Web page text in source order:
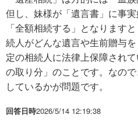
但し、妹様が「遺言書」に事
「全額相続する」となります
続人がどんな遺言や生前贈与
定の相続人に法律上保障され
の取り分」のことです。なの
しているかが問題です。
回答日時2026/5/14 12:19:38